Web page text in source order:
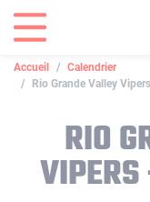
Accueil
Calendrier
Rio Grande Valley
RIO
Panneau de gestion des